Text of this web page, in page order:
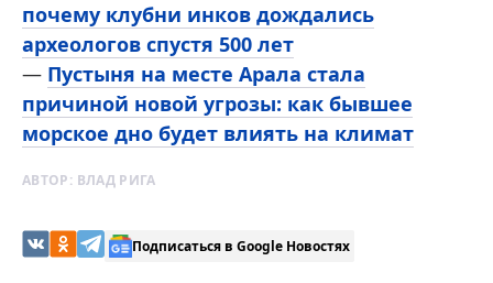
почему клубни инков дождались
археологов спустя 500 лет
— Пустыня на месте Арала стала
причиной новой угрозы: как бывшее
морское дно будет влиять на климат
АВТОР: ВЛАД РИГА
Подписаться в Google Новостях